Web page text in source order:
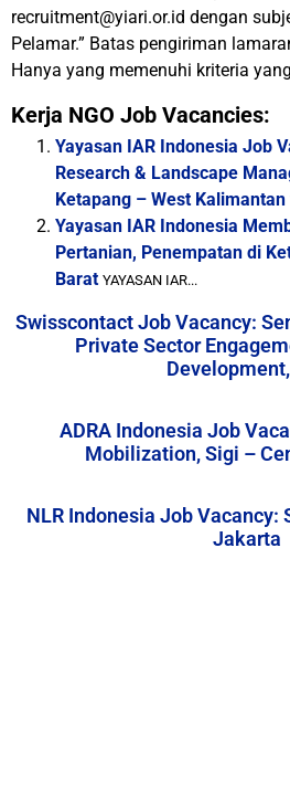
recruitment@yiari.or.id dengan
Pelamar.” Batas pengiriman
Hanya yang memenuhi kriteria
Kerja NGO Job Vacancies:
Yayasan IAR Indonesia Job
Research & Landscape
Ketapang – West Kalimantan
Yayasan IAR Indonesia
Pertanian, Penempatan di
Barat YAYASAN IAR...
Swisscontact Job Vacancy:
Private Sector
ADRA Indonesia Job
Mobilization, Sigi –
NLR Indonesia Job Vacancy:
Jakarta